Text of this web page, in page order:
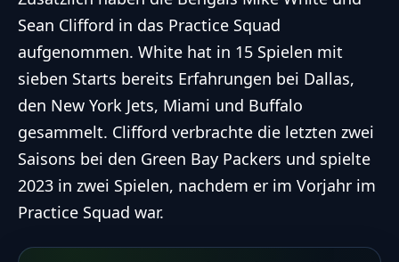
Sean Clifford in das Practice Squad
aufgenommen. White hat in 15 Spielen mit
sieben Starts bereits Erfahrungen bei Dallas,
den New York Jets, Miami und Buffalo
gesammelt. Clifford verbrachte die letzten zwei
Saisons bei den Green Bay Packers und spielte
2023 in zwei Spielen, nachdem er im Vorjahr im
Practice Squad war.